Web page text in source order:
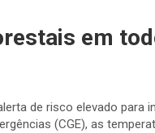
em
de risco elevado para
(CGE), as